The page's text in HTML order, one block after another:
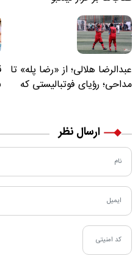
عبدالرضا هلالی؛ از «رضا پله» تا
مداحی؛ رؤیای فوتبالیستی که
ارسال نظر